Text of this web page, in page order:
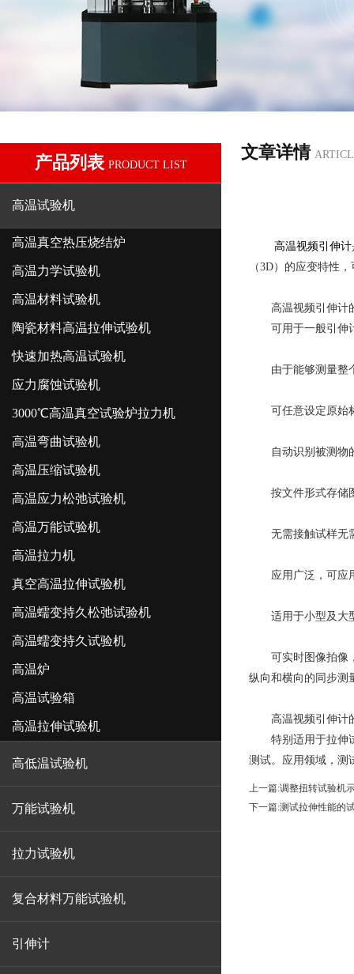
产品列表 PRODUCT LIST
高温试验机
高温真空热压烧结炉
高温力学试验机
高温材料试验机
陶瓷材料高温拉伸试验机
快速加热高温试验机
应力腐蚀试验机
3000℃高温真空试验炉拉力机
高温弯曲试验机
高温压缩试验机
高温应力松弛试验机
高温万能试验机
高温拉力机
真空高温拉伸试验机
高温蠕变持久松弛试验机
高温蠕变持久试验机
高温炉
高温试验箱
高温拉伸试验机
高低温试验机
万能试验机
拉力试验机
复合材料万能试验机
引伸计
文章详情
高温视频引伸计
（3D）的应变特性
高温视频引伸计
可用于一般引伸计
由于能够测量整个
可任意设定原始标
自动识别被测物
按文件形式存储图
无需接触试样无需
应用广泛，可应用
适用于小型及大型
可实时图像拍像，
纵向和横向的同步测
高温视频引伸计
特别适用于拉伸试
测试。应用领域，测
上一篇:调整扭转试验机
下一篇:测试拉伸性能的